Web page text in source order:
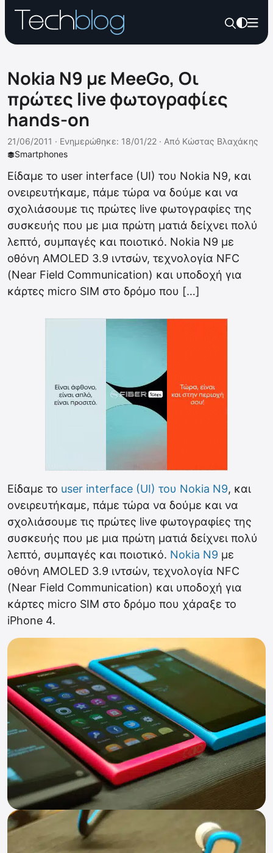
Nokia N9 με MeeGo, Οι
πρώτες live φωτογραφίες
hands-on
Smartphones
21/06/2011 · Ενημερώθηκε: 18/01/22 · Από Κώστας Βλαχάκης
Είδαμε το user interface (UI) του Nokia N9, και
ονειρευτήκαμε, πάμε τώρα να δούμε και να
σχολιάσουμε τις πρώτες live φωτογραφίες της
συσκευής που με μια πρώτη ματιά δείχνει πολύ
λεπτό, συμπαγές και ποιοτικό. Nokia N9 με
οθόνη AMOLED 3.9 ιντσών, τεχνολογία NFC
(Near Field Communication) και υποδοχή για
κάρτες micro SIM στο δρόμο που […]
Είδαμε το user interface (UI) του Nokia N9, και
ονειρευτήκαμε, πάμε τώρα να δούμε και να
σχολιάσουμε τις πρώτες live φωτογραφίες της
συσκευής που με μια πρώτη ματιά δείχνει πολύ
λεπτό, συμπαγές και ποιοτικό. Nokia N9 με
οθόνη AMOLED 3.9 ιντσών, τεχνολογία NFC
(Near Field Communication) και υποδοχή για
κάρτες micro SIM στο δρόμο που χάραξε το
iPhone 4.